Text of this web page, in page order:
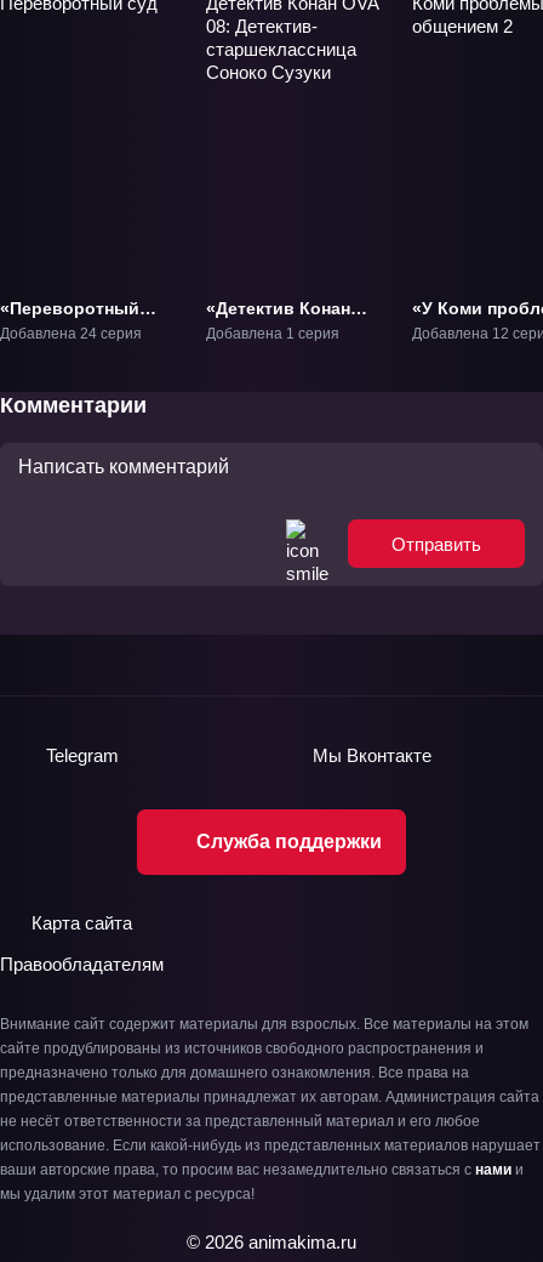
«Переворотный
суд» ТВ-1
Добавлена 24 серия
«Детектив Конан
OVA 08: Детектив-
Добавлена 1 серия
«У Коми
общением 2»
Добавлена 12
Комментарии
Отправить
Служба поддержки
Telegram Мы Вконтакте
Карта сайта
Правообладателям
Внимание сайт содержит материалы для взрослых. Все материалы на этом
сайте продублированы из источников свободного распространения и
предназначено только для домашнего ознакомления. Все права на
представленные материалы принадлежат их авторам. Администрация сайта
не несёт ответственности за представленный материал и его любое
использование. Если какой-нибудь из представленных материалов нарушает
ваши авторские права, то просим вас незамедлительно связаться с нами и
мы удалим этот материал с ресурса!
© 2026 animakima.ru